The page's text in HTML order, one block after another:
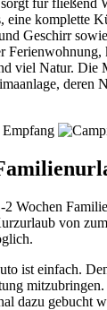
eine komplette
Geschirr
viel Natur. Die
deren
2 Wochen
von
ist einfach.
dazu gebucht